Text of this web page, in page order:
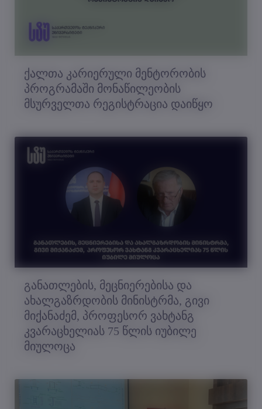
ქალთა კარიერული მენტორობის
პროგრამაში მონაწილეობის
მსურველთა რეგისტრაცია დაიწყო
განათლების, მეცნიერებისა და
ახალგაზრდობის მინისტრმა, გივი
მიქანაძემ, პროფესორ ვახტანგ
კვარაცხელიას 75 წლის იუბილე
მიულოცა